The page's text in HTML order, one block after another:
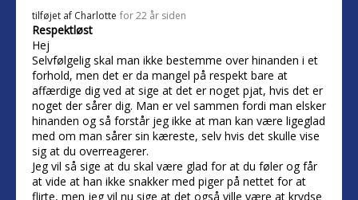
tilføjet af Charlotte for 22 år siden
Respektløst
Hej
Selvfølgelig skal man ikke bestemme over hinanden i et
forhold, men det er da mangel på respekt bare at
affærdige dig ved at sige at det er noget pjat, hvis det er
noget der sårer dig. Man er vel sammen fordi man elsker
hinanden og så forstår jeg ikke at man kan være ligeglad
med om man sårer sin kæreste, selv hvis det skulle vise
sig at du overreagerer.
Jeg vil så sige at du skal være glad for at du føler og får
at vide at han ikke snakker med piger på nettet for at
flirte, men jeg vil nu sige at det også ville være at krydse